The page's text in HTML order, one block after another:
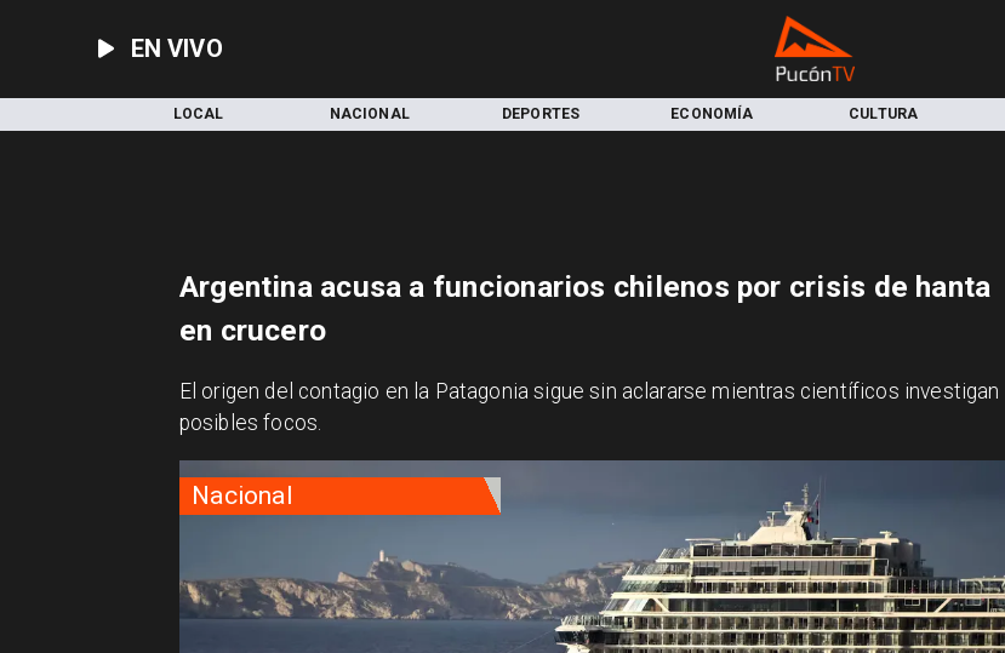
EN VIVO
LOCAL NACIONAL DEPORTES ECONOMÍA CULTURA
Nacional
Argentina acusa a funcionarios chilenos por crisis de hanta
en crucero
El origen del contagio en la Patagonia sigue sin aclararse mientras científicos investigan
posibles focos.